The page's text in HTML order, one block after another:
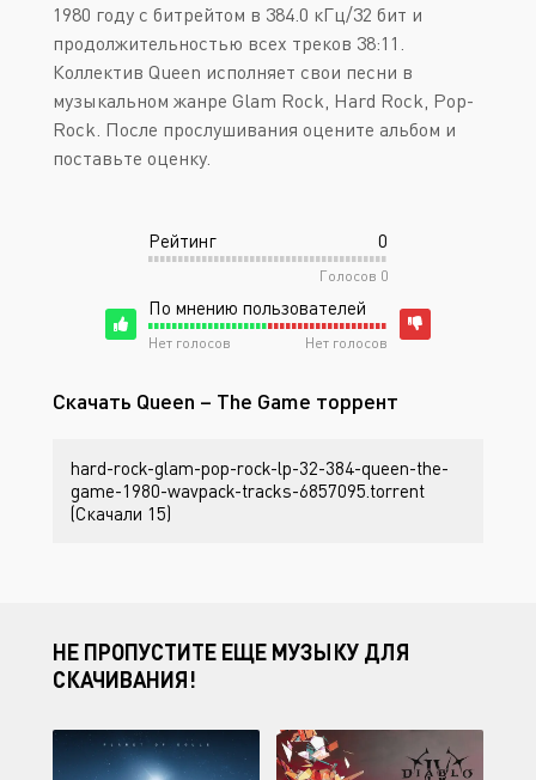
1980 году с битрейтом в 384.0 кГц/32 бит и
продолжительностью всех треков 38:11.
Коллектив Queen исполняет свои песни в
музыкальном жанре Glam Rock, Hard Rock, Pop-
Rock. После прослушивания оцените альбом и
поставьте оценку.
Рейтинг 0
Голосов 0
По мнению пользователей
Нет голосов Нет голосов
Скачать Queen – The Game торрент
hard-rock-glam-pop-rock-lp-32-384-queen-the-
game-1980-wavpack-tracks-6857095.torrent
(Скачали 15)
НЕ ПРОПУСТИТЕ ЕЩЕ МУЗЫКУ ДЛЯ
СКАЧИВАНИЯ!